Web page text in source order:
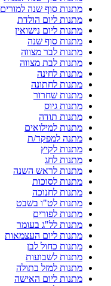
מתנות סוף שנה למורים
מתנות ליום הולדת
מתנות ליום נישואין
מתנות סוף שנה
מתנות לבר מצווה
מתנות לבת מצווה
מתנות לחינה
מתנות לחתונה
מתנות שחרור
מתנות גיוס
מתנות תודה
מתנות למילואים
מתנה למפקד/ת
מתנות לקיץ
מתנות לחג
מתנות לראש השנה
מתנות לסוכות
מתנות לחנוכה
מתנות לט"ו בשבט
מתנות לפורים
מתנות לל"ג בעומר
מתנות ליום העצמאות
מתנות כחול לבן
מתנות לשבועות
מתנות למזל בתולה
מתנות ליום האישה